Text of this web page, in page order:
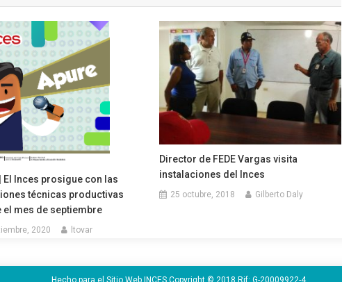
| El Inces prosigue con las
técnicas productivas
el mes de septiembre
2020 ltovar
Director de FEDE Vargas visita
instalaciones del Inces
25 octubre, 2018 Gilberto Daly
Hecho para el Sitio Web INCES Copyright © 2018 Rif: G-20009922-4